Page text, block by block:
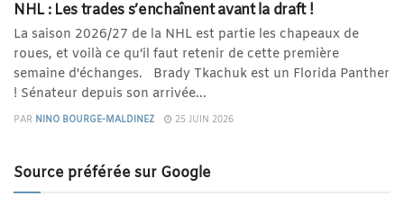
NHL : Les trades s’enchaînent avant la draft !
La saison 2026/27 de la NHL est partie les chapeaux de
roues, et voilà ce qu’il faut retenir de cette première
semaine d'échanges. Brady Tkachuk est un Florida Panther
! Sénateur depuis son arrivée...
PAR NINO BOURGE-MALDINEZ 25 JUIN 2026
Source préférée sur Google